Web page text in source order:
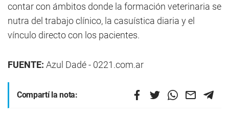
contar con ámbitos donde la formación veterinaria se
nutra del trabajo clínico, la casuística diaria y el
vínculo directo con los pacientes.
FUENTE: Azul Dadé - 0221.com.ar
Compartí la nota: